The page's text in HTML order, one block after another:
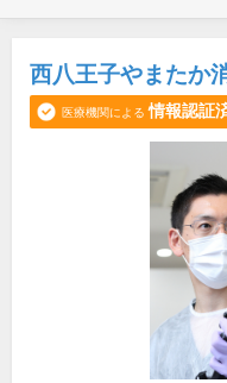
西八王子やまたか
医療機関による 情報認証